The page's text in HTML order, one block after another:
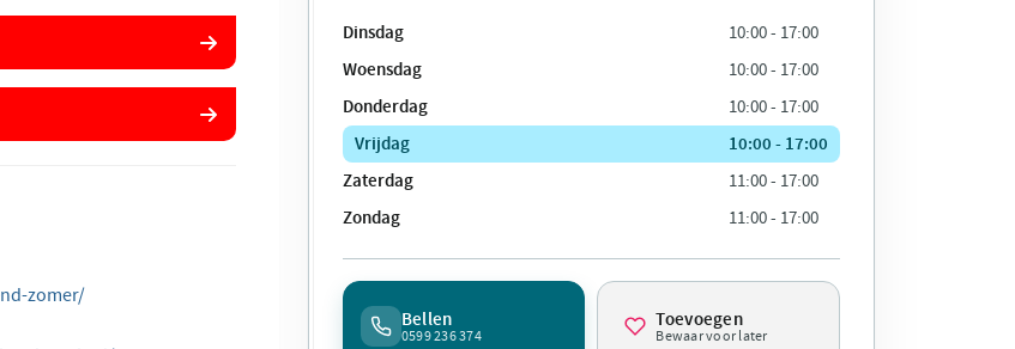
zomer/
Dinsdag 10:00 - 17:00
Woensdag 10:00 - 17:00
Donderdag 10:00 - 17:00
Vrijdag
10:00 - 17:00
Zaterdag
11:00 - 17:00
Zondag 11:00 - 17:00
Bellen
0599 236 374
Toevoegen
Bewaar voor later